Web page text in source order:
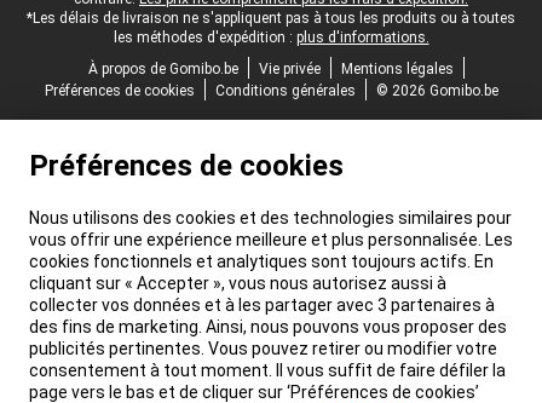
*Les délais de livraison ne s'appliquent pas à tous les produits ou à toutes
les méthodes d'expédition : plus d'informations.
À propos de Gomibo.be
Vie privée
Mentions légales
Préférences de cookies
Conditions générales © 2026 Gomibo.be
Préférences de cookies
Nous utilisons des cookies et des technologies similaires pour
vous offrir une expérience meilleure et plus personnalisée. Les
cookies fonctionnels et analytiques sont toujours actifs. En
cliquant sur « Accepter », vous nous autorisez aussi à
collecter vos données et à les partager avec 3 partenaires à
des fins de marketing. Ainsi, nous pouvons vous proposer des
publicités pertinentes. Vous pouvez retirer ou modifier votre
consentement à tout moment. Il vous suffit de faire défiler la
page vers le bas et de cliquer sur ‘Préférences de cookies’